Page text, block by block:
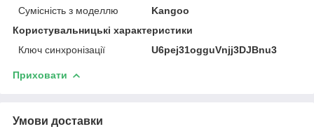
Сумісність з моделлю
Kangoo
Користувальницькі характеристики
Ключ синхронізації
U6pej31ogguVnjj3DJBnu3
Приховати
Умови доставки